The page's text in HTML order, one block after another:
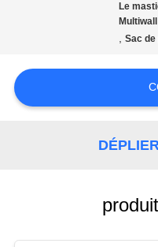
CONTACTEZ-
NOUVELLES
Le
,Sac